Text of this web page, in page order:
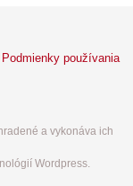
Podmienky používania
a vykonáva ich
Wordpress.